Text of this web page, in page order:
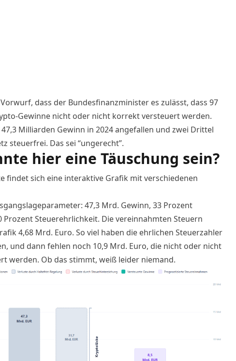
dass der Bundesfinanzminister es zulässt, dass 97
Gewinne nicht oder nicht korrekt versteuert werden.
Milliarden Gewinn in 2024 angefallen und zwei Drittel
steuerfrei. Das sei “ungerecht”.
hier eine Täuschung sein?
findet sich eine interaktive Grafik mit verschiedenen
47,3 Mrd. Gewinn, 33 Prozent
Prozent Steuerehrlichkeit. Die vereinnahmten Steuern
4,68 Mrd. Euro. So viel haben die ehrlichen Steuerzahler
und dann fehlen noch 10,9 Mrd. Euro, die nicht oder nicht
werden. Ob das stimmt, weiß leider niemand.